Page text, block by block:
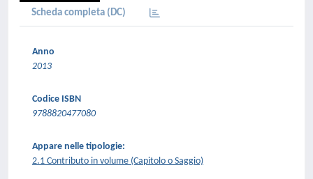
Scheda completa (DC)
Anno
2013
Codice ISBN
9788820477080
Appare nelle tipologie:
2.1 Contributo in volume (Capitolo o Saggio)